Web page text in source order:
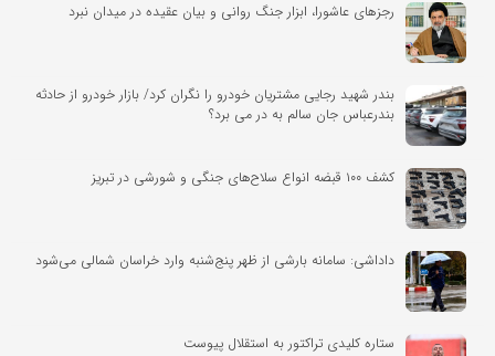
رجزهای عاشورا، ابزار جنگ روانی و بیان عقیده در میدان نبرد
بندر شهید رجایی مشتریان خودرو را نگران کرد/ بازار خودرو از حادثه
بندرعباس جان سالم به در می برد؟
کشف ۱۰۰ قبضه انواع سلاح‌های جنگی و شورشی در تبریز
داداشی: سامانه بارشی از ظهر پنج‌شنبه وارد خراسان شمالی می‌شود
ستاره کلیدی تراکتور به استقلال پیوست